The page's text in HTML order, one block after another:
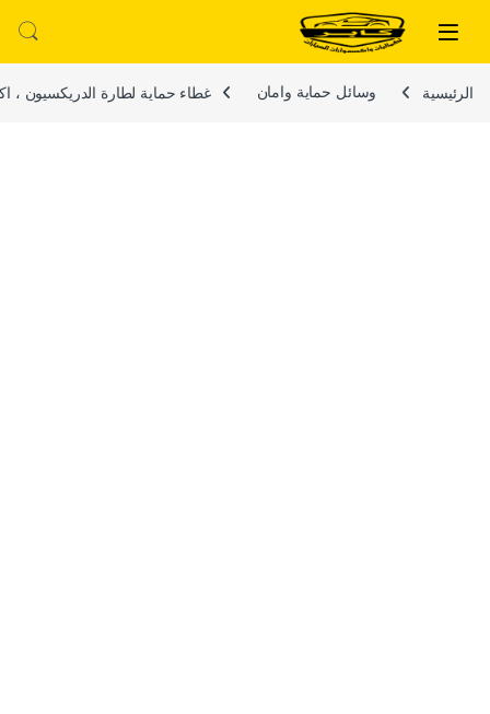
تخطي إلى المحتوى
الرئيسية وسائل حماية وامان غطاء حماية لطارة الدريكسيون ،